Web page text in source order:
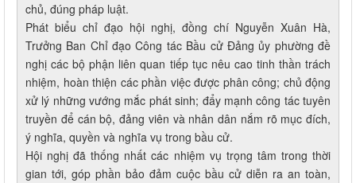
chủ, đúng pháp luật.
Phát biểu chỉ đạo hội nghị, đồng chí Nguyễn Xuân Hà,
Trưởng Ban Chỉ đạo Công tác Bầu cử Đảng ủy phường đề
nghị các bộ phận liên quan tiếp tục nêu cao tinh thần trách
nhiệm, hoàn thiện các phần việc được phân công; chủ động
xử lý những vướng mắc phát sinh; đẩy mạnh công tác tuyên
truyền để cán bộ, đảng viên và nhân dân nắm rõ mục đích,
ý nghĩa, quyền và nghĩa vụ trong bầu cử.
Hội nghị đã thống nhất các nhiệm vụ trọng tâm trong thời
gian tới, góp phần bảo đảm cuộc bầu cử diễn ra an toàn,